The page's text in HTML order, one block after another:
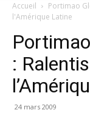
Accueil
Portimao
l'Amérique Latine
:
24 mars 2009